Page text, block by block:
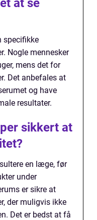
at se
specifikke
Nogle mennesker
mens det for
Det anbefales at
og have
resultater.
sikkert at
en læge, før
under
er sikre at
der muligvis ikke
Det er bedst at få